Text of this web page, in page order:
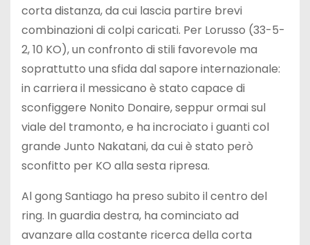
corta distanza, da cui lascia partire brevi
combinazioni di colpi caricati. Per Lorusso (33-5-
2, 10 KO), un confronto di stili favorevole ma
soprattutto una sfida dal sapore internazionale:
in carriera il messicano è stato capace di
sconfiggere Nonito Donaire, seppur ormai sul
viale del tramonto, e ha incrociato i guanti col
grande Junto Nakatani, da cui è stato però
sconfitto per KO alla sesta ripresa.
Al gong Santiago ha preso subito il centro del
ring. In guardia destra, ha cominciato ad
avanzare alla costante ricerca della corta